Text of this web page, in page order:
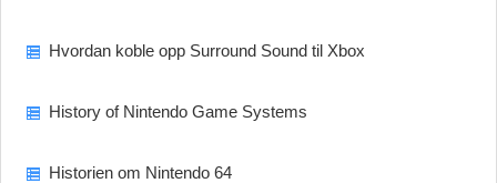
Hvordan koble opp Surround Sound til Xbox
History of Nintendo Game Systems
Historien om Nintendo 64